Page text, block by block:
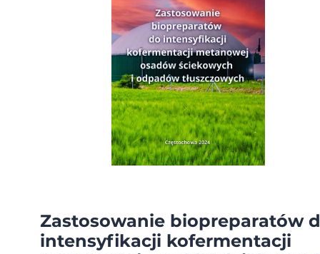
Zastosowanie biopreparatów
intensyfikacji kofermentacji